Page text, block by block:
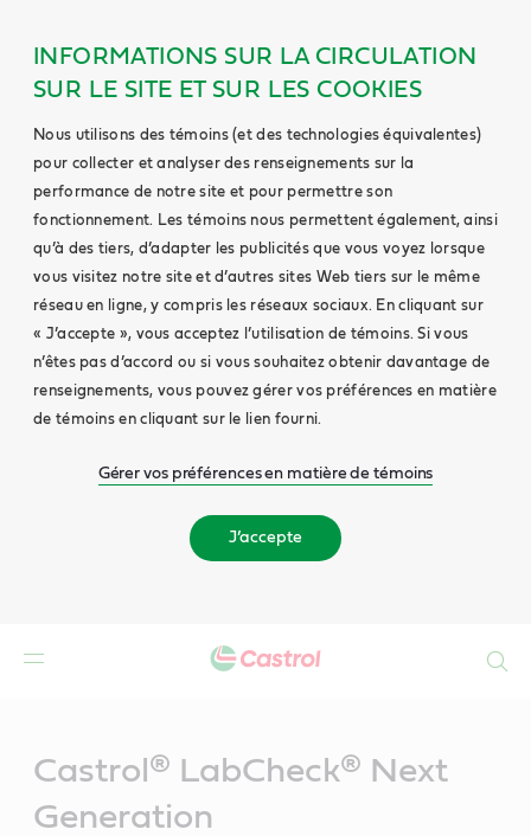
INFORMATIONS SUR LA CIRCULATION
SUR LE SITE ET SUR LES COOKIES
Nous utilisons des témoins (et des technologies équivalentes)
pour collecter et analyser des renseignements sur la
performance de notre site et pour permettre son
fonctionnement. Les témoins nous permettent également, ainsi
qu’à des tiers, d’adapter les publicités que vous voyez lorsque
vous visitez notre site et d’autres sites Web tiers sur le même
réseau en ligne, y compris les réseaux sociaux. En cliquant sur
« J’accepte », vous acceptez l’utilisation de témoins. Si vous
n’êtes pas d’accord ou si vous souhaitez obtenir davantage de
renseignements, vous pouvez gérer vos préférences en matière
de témoins en cliquant sur le lien fourni.
Gérer vos préférences en matière de témoins
J’accepte
Castrol® LabCheck® Next
Generation